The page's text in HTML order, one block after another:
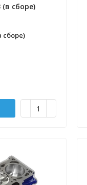
сборе)
сборе)